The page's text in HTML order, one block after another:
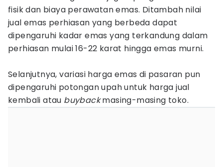
fisik dan biaya perawatan emas. Ditambah nilai
jual emas perhiasan yang berbeda dapat
dipengaruhi kadar emas yang terkandung dalam
perhiasan mulai 16-22 karat hingga emas murni.
Selanjutnya, variasi harga emas di pasaran pun
dipengaruhi potongan upah untuk harga jual
kembali atau buybackmasing-masing toko.